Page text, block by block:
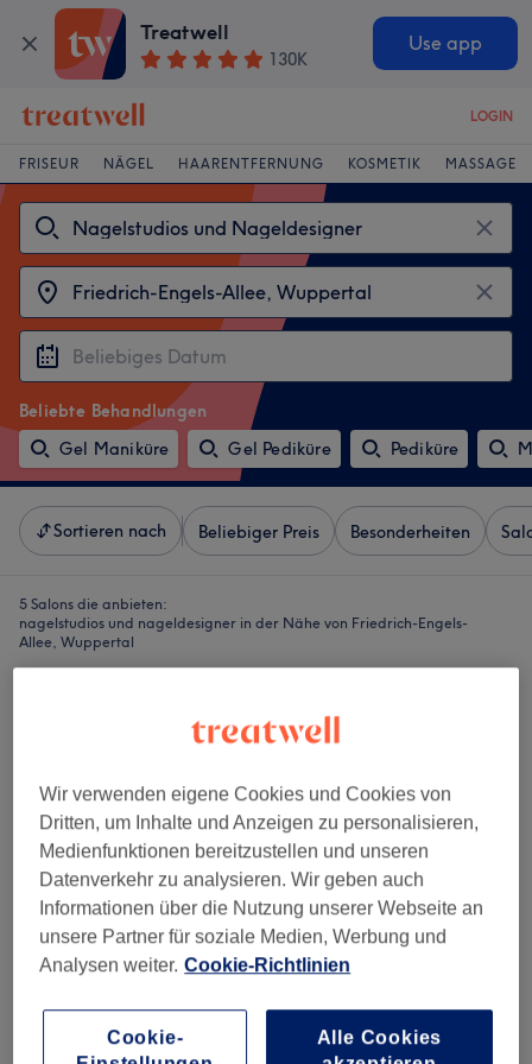
Treatwell
130K
Use app
LOGIN
FRISEUR NÄGEL HAARENTFERNUNG KOSMETIK MASSAGE
Beliebte Behandlungen
Gel Maniküre
Gel Pediküre Pediküre
Sortieren nach Beliebiger Preis Besonderheiten
5 Salons die anbieten:
nagelstudios und nageldesigner in der Nähe von Friedrich-Engels-
Allee, Wuppertal
Lilly Nails
87 Bewertungen
Wir verwenden eigene Cookies und Cookies von
Dritten, um Inhalte und Anzeigen zu personalisieren,
Medienfunktionen bereitzustellen und unseren
Datenverkehr zu analysieren. Wir geben auch
Informationen über die Nutzung unserer Webseite an
unsere Partner für soziale Medien, Werbung und
Analysen weiter. Cookie-Richtlinien
Cookie-
Alle Cookies